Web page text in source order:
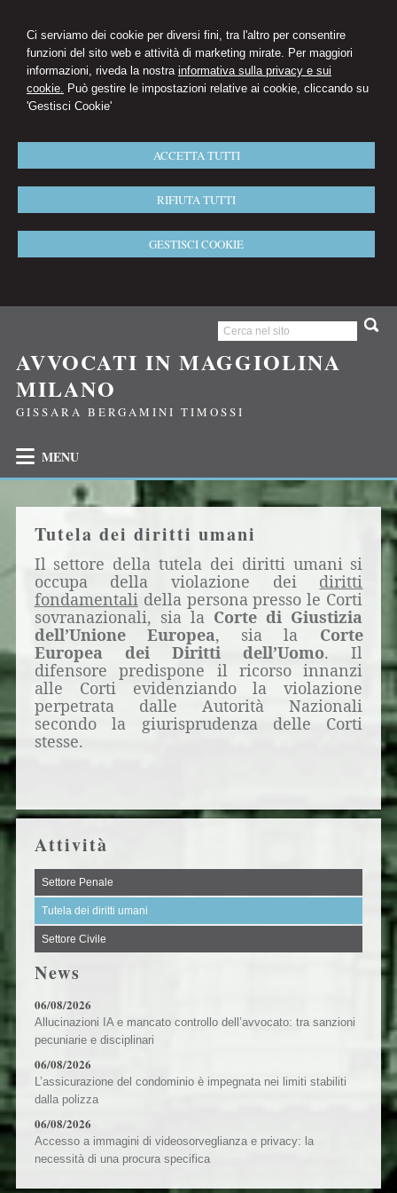
Ci serviamo dei cookie per diversi fini, tra l'altro per consentire
funzioni del sito web e attività di marketing mirate. Per maggiori
informazioni, riveda la nostra informativa sulla privacy e sui
cookie. Può gestire le impostazioni relative ai cookie, cliccando su
'Gestisci Cookie'
ACCETTA TUTTI
RIFIUTA TUTTI
GESTISCI COOKIE
AVVOCATI IN MAGGIOLINA
MILANO
GISSARA BERGAMINI TIMOSSI
MENU
Tutela dei diritti umani
Il settore della tutela dei diritti umani si
occupa della violazione dei diritti
fondamentalidella persona presso le Corti
sovranazionali, sia la Corte di Giustizia
dell’Unione Europea, sia la Corte
Europea dei Diritti dell’Uomo. Il
difensore predispone il ricorso innanzi
alle Corti evidenziando la violazione
perpetrata dalle Autorità Nazionali
secondo la giurisprudenza delle Corti
stesse.
Attività
Settore Penale
Tutela dei diritti umani
Settore Civile
News
06/08/2026
Allucinazioni IA e mancato controllo dell’avvocato: tra sanzioni
pecuniarie e disciplinari
06/08/2026
L’assicurazione del condominio è impegnata nei limiti stabiliti
dalla polizza
06/08/2026
Accesso a immagini di videosorveglianza e privacy: la
necessità di una procura specifica